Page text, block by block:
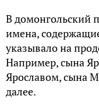
В домонгольский
имена,
указывало на
Например, сына
Ярославом, сына
далее.